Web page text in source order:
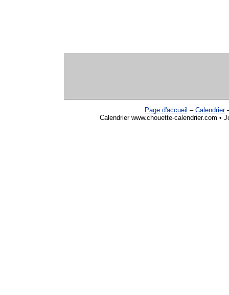
Page d'accueil – Calendrier
Calendrier www.chouette-calendrier.com •